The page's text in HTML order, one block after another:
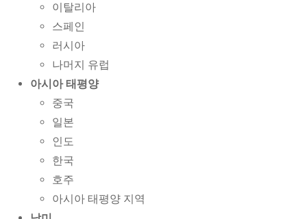
이탈리아
스페인
러시아
나머지 유럽
아시아 태평양
중국
일본
인도
한국
호주
아시아 태평양 지역